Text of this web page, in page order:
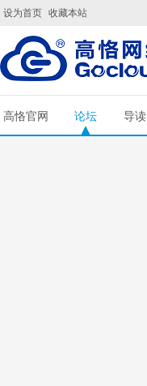
设为首页 收藏本站
高恪官网 论坛 导读